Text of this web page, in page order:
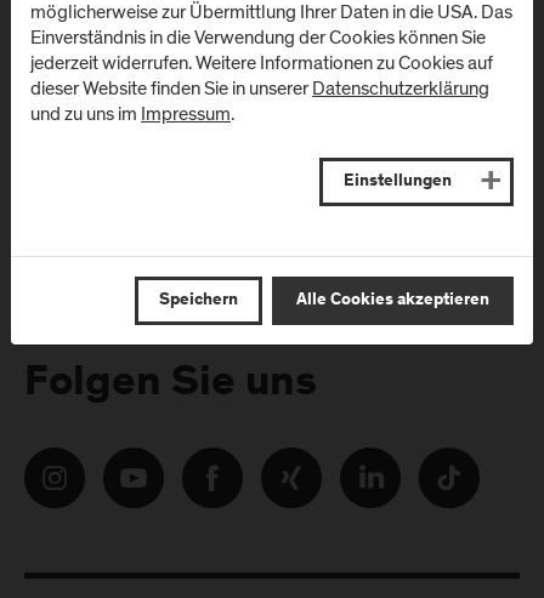
Melden Sie sich zum Newsletter an und erhalten Sie aktuelle
Infos aus der FH Salzburg und zu Veranstaltungen!
E-Mail Adresse:
Folgen Sie uns
möglicherweise zur Übermittlung Ihrer Daten in die USA. Das
Einverständnis in die Verwendung der Cookies können Sie
jederzeit widerrufen. Weitere Informationen zu Cookies auf
dieser Website finden Sie in unsererDatenschutzerklärung
und zu uns im Impressum.
Einstellungen
Speichern Alle Cookies akzeptieren